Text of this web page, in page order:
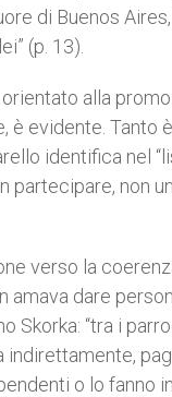
di Buenos
(p. 13).
alla
evidente. Tanto
identifica nel
partecipare, non
verso la
amava dare
Skorka: “tra i
o lo fanno